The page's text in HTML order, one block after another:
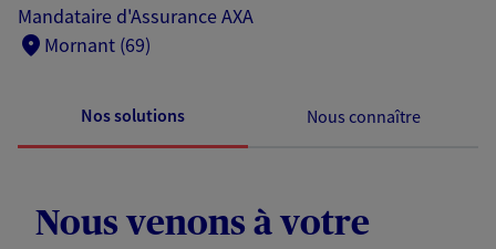
Mandataire d'Assurance AXA
Mornant (69)
Nos solutions Nous connaître
Nous venons à votre